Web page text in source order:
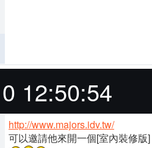
12:50:54
http://www.majors.idv.tw/
可以邀請他來開一個[室內裝修版]